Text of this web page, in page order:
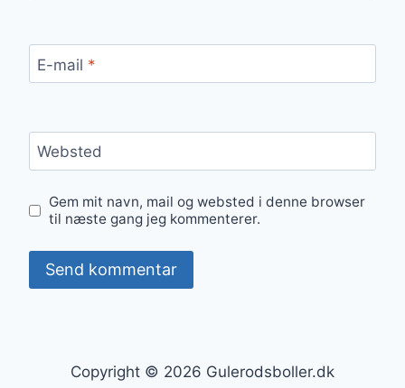
E-mail *
Websted
Gem mit navn, mail og websted i denne browser
til næste gang jeg kommenterer.
Copyright © 2026 Gulerodsboller.dk